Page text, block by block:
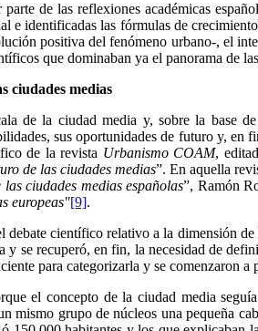
de las reflexiones académicas
e identificadas las fórmulas de
positiva del fenómeno urbano-, el
que dominaban ya el panorama de
ciudades medias
de la ciudad media y, sobre la base
sus oportunidades de futuro y,
de la revista Urbanismo COAM,
de las ciudades medias”. En aquella
ciudades medias españolas”, Ramón
europeas"[9].
científico relativo a la dimensión
y se recuperó, en fin, la necesidad de
para categorizarla y se comenzaron
el concepto de la ciudad media
mismo grupo de núcleos una pequeña